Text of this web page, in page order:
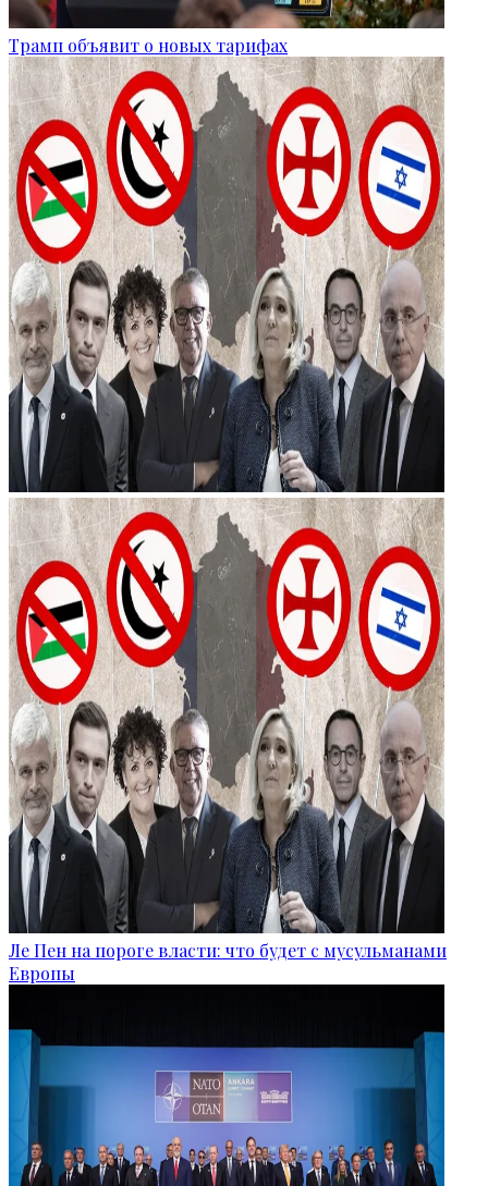
Трамп объявит о новых тарифах
Ле Пен на пороге власти: что будет с мусульманами
Европы